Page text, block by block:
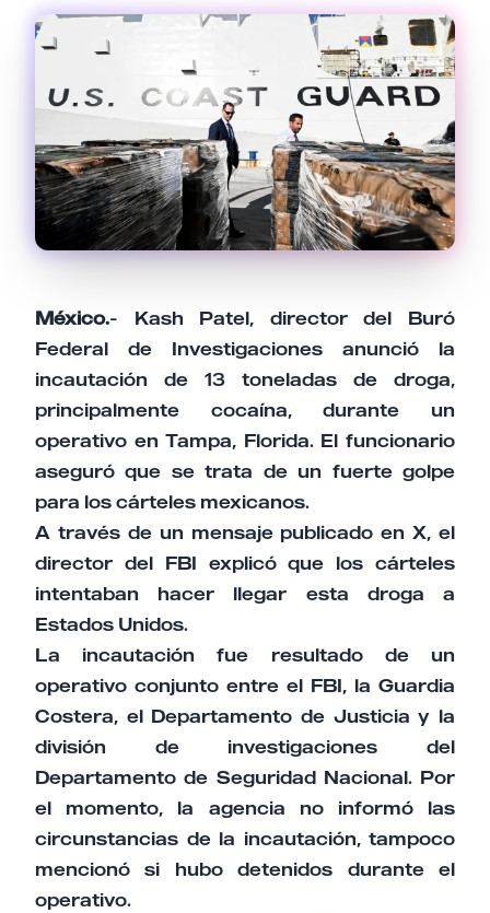
México.- Kash Patel, director del Buró
Federal de Investigaciones anunció la
incautación de 13 toneladas de droga,
principalmente cocaína, durante un
operativo en Tampa, Florida. El funcionario
aseguró que se trata de un fuerte golpe
para los cárteles mexicanos.
A través de un mensaje publicado en X, el
director del FBI explicó que los cárteles
intentaban hacer llegar esta droga a
Estados Unidos.
La incautación fue resultado de un
operativo conjunto entre el FBI, la Guardia
Costera, el Departamento de Justicia y la
división de investigaciones del
Departamento de Seguridad Nacional. Por
el momento, la agencia no informó las
circunstancias de la incautación, tampoco
mencionó si hubo detenidos durante el
operativo.
Cancelar Enviar comentario